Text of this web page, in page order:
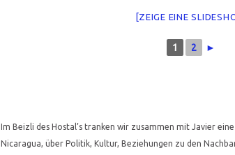
[ZEIGE EINE
1 2 ►
Im Beizli des Hostal’s tranken wir zusammen mit Javier
Nicaragua, über Politik, Kultur, Beziehungen zu den